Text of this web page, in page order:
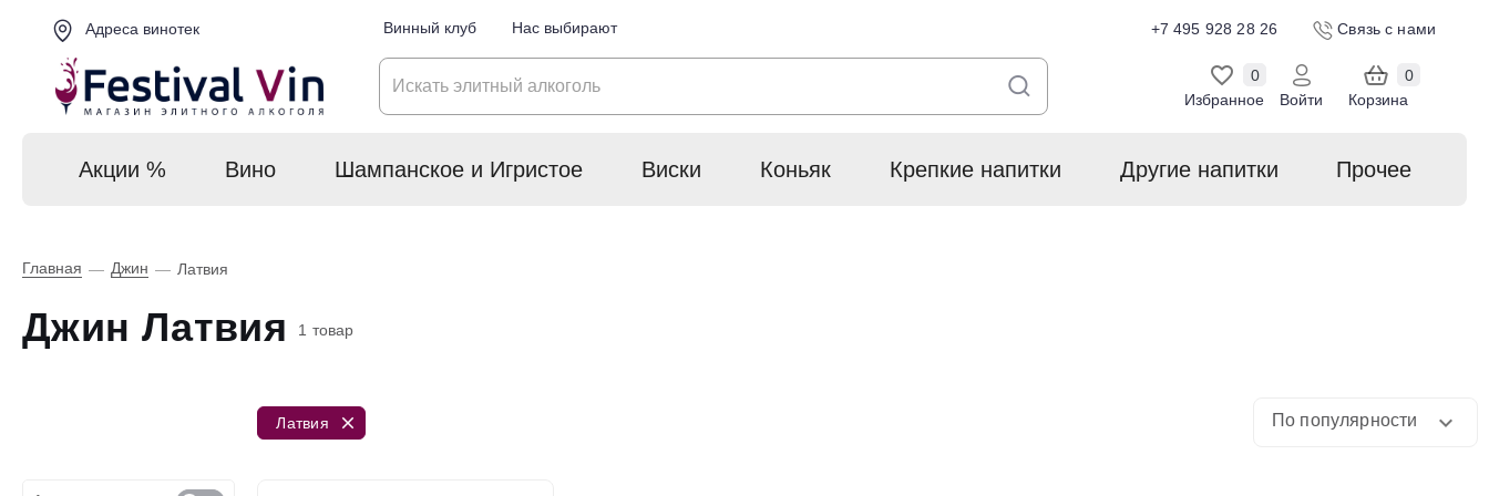
Адреса винотек Винный клуб Нас выбирают +7 495 928 28 26 Связь с нами
Избранное
0
Войти
Корзина
0
Акции % Вино Шампанское и Игристое Виски Коньяк Крепкие напитки Другие напитки Прочее
Главная — Джин — Латвия
Джин Латвия 1 товар
Латвия По популярности